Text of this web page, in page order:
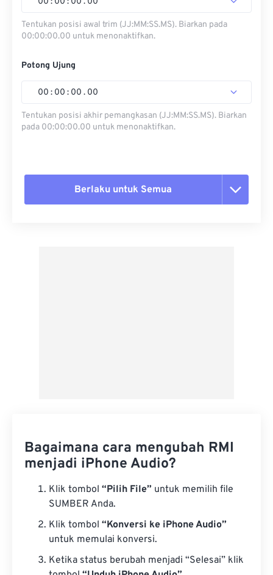
Tentukan posisi awal trim (JJ:MM:SS.MS). Biarkan pada
00:00:00.00 untuk menonaktifkan.
Potong Ujung
00 : 00 : 00 . 00
Tentukan posisi akhir pemangkasan (JJ:MM:SS.MS). Biarkan
pada 00:00:00.00 untuk menonaktifkan.
Berlaku untuk Semua
Bagaimana cara mengubah RMI
menjadi iPhone Audio?
Klik tombol “Pilih File” untuk memilih file
SUMBER Anda.
Klik tombol “Konversi ke iPhone Audio”
untuk memulai konversi.
Ketika status berubah menjadi “Selesai” klik